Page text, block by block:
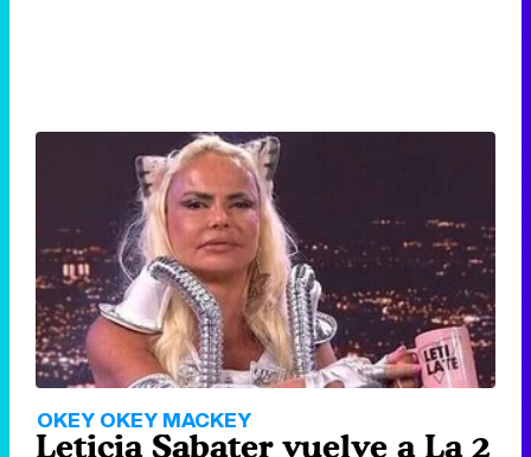
OKEY OKEY MACKEY
Leticia Sabater vuelve a La 2